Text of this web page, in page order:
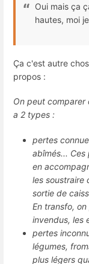
Oui mais ça
hautes, moi
Ça c'est autre
propos :
On peut
a 2 types :
pertes
abîmés...
en
les soustraire
sortie de
En transfo,
invendus, les
pertes
légumes,
plus légers